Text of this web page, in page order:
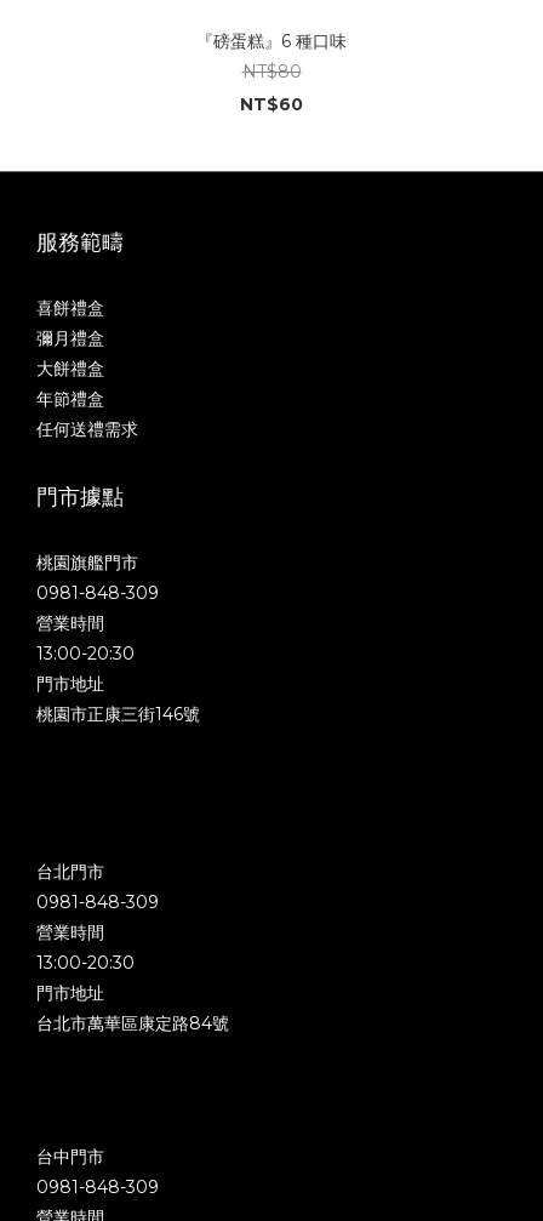
『磅蛋糕』6 種口味
NT$80
NT$60
服務範疇
喜餅禮盒
彌月禮盒
大餅禮盒
年節禮盒
任何送禮需求
門市據點
桃園旗艦門市
0981-848-309
營業時間
13:00-20:30
門市地址
桃園市正康三街146號
台北門市
0981-848-309
營業時間
13:00-20:30
門市地址
台北市萬華區康定路84號
台中門市
0981-848-309